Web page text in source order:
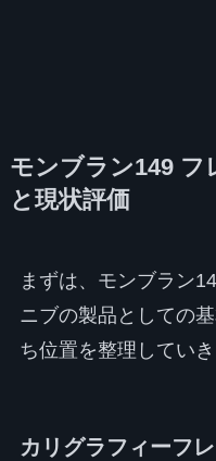
モンブラン149 フ
と現状評価
まずは、モンブラン
ニブの製品としての
ち位置を整理していき
カリグラフィーフ